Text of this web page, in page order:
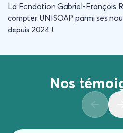
La Fondation Gabriel-François
compter UNISOAP parmi ses
depuis 2024 !
Nos